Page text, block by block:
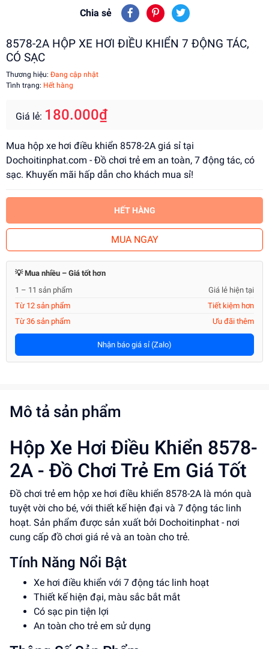
Chia sẻ
8578-2A HỘP XE HƠI ĐIỀU KHIỂN 7 ĐỘNG TÁC,
CÓ SẠC
Thương hiệu: Đang cập nhật
Tình trạng: Hết hàng
Giá lẻ: 180.000₫
Mua hộp xe hơi điều khiển 8578-2A giá sỉ tại
Dochoitinphat.com - Đồ chơi trẻ em an toàn, 7 động tác, có
sạc. Khuyến mãi hấp dẫn cho khách mua sỉ!
HẾT HÀNG
MUA NGAY
💡 Mua nhiều – Giá tốt hơn
1 – 11 sản phẩm
Giá lẻ hiện tại
Từ 12 sản phẩm
Tiết kiệm hơn
Từ 36 sản phẩm
Ưu đãi thêm
Nhận báo giá sỉ (Zalo)
Mô tả sản phẩm
Hộp Xe Hơi Điều Khiển 8578-
2A - Đồ Chơi Trẻ Em Giá Tốt
Đồ chơi trẻ em hộp xe hơi điều khiển 8578-2A là món quà
tuyệt vời cho bé, với thiết kế hiện đại và 7 động tác linh
hoạt. Sản phẩm được sản xuất bởi Dochoitinphat - nơi
cung cấp đồ chơi giá rẻ và an toàn cho trẻ.
Tính Năng Nổi Bật
Xe hơi điều khiển với 7 động tác linh hoạt
Thiết kế hiện đại, màu sắc bắt mắt
Có sạc pin tiện lợi
An toàn cho trẻ em sử dụng